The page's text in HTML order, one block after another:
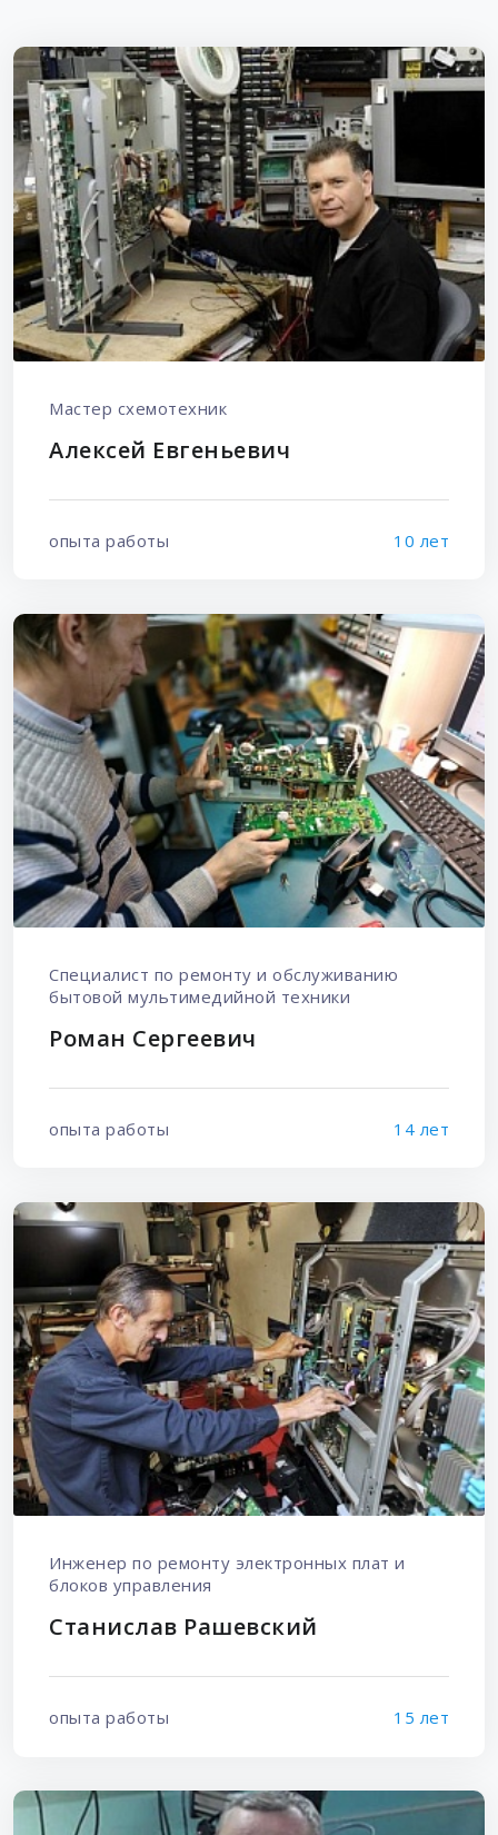
Мастер схемотехник
Алексей Евгеньевич
опыта работы 10 лет
Специалист по ремонту и обслуживанию
бытовой мультимедийной техники
Роман Сергеевич
опыта работы 14 лет
Инженер по ремонту электронных плат и
блоков управления
Станислав Рашевский
опыта работы 15 лет